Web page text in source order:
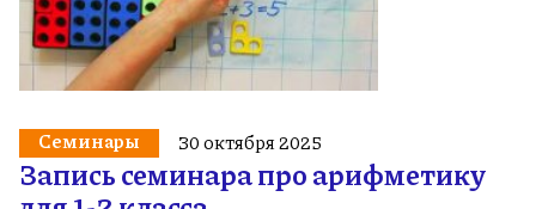
Семинары 30 октября 2025
Запись семинара про арифметику